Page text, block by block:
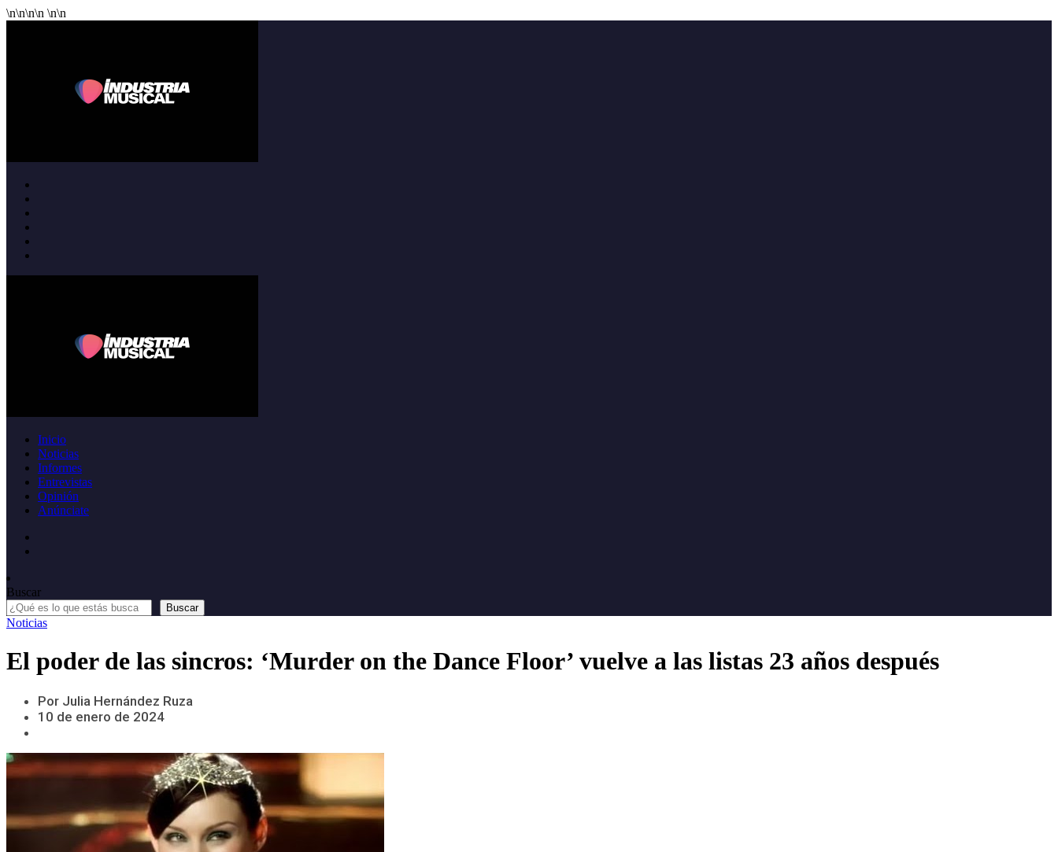
\n\n\n\n \n\n
Inicio
Noticias
Informes
Entrevistas
Opinión
Anúnciate
Buscar
Buscar
Noticias
El poder de las sincros: ‘Murder on the Dance Floor’ vuelve a las listas 23 años después
Por Julia Hernández Ruza
10 de enero de 2024